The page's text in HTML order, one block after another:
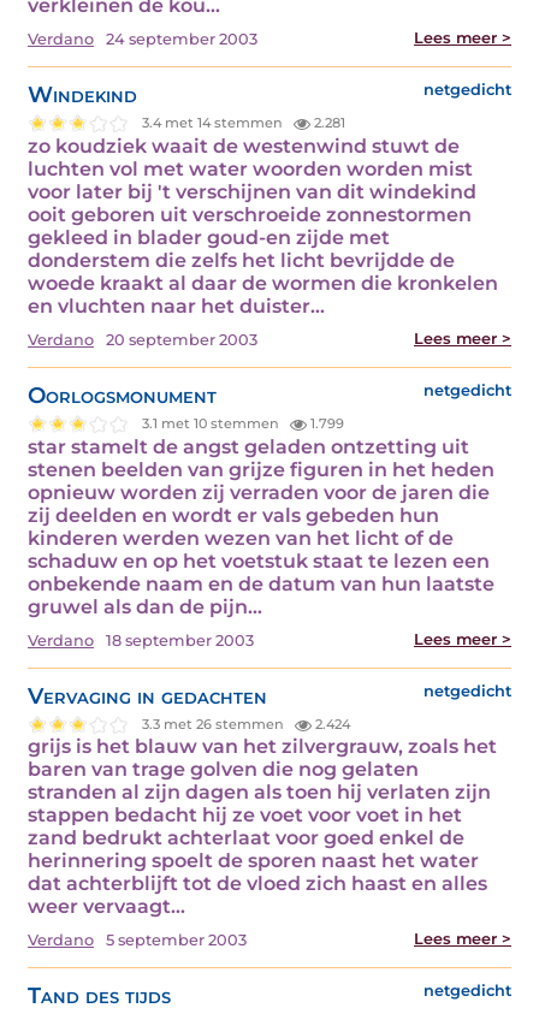
verkleinen de kou…
Verdano 24 september 2003 Lees meer >
Windekind netgedicht
3.4 met 14 stemmen 2.281
zo koudziek waait de westenwind stuwt de
luchten vol met water woorden worden mist
voor later bij 't verschijnen van dit windekind
ooit geboren uit verschroeide zonnestormen
gekleed in blader goud-en zijde met
donderstem die zelfs het licht bevrijdde de
woede kraakt al daar de wormen die kronkelen
en vluchten naar het duister…
Verdano 20 september 2003 Lees meer >
Oorlogsmonument netgedicht
3.1 met 10 stemmen 1.799
star stamelt de angst geladen ontzetting uit
stenen beelden van grijze figuren in het heden
opnieuw worden zij verraden voor de jaren die
zij deelden en wordt er vals gebeden hun
kinderen werden wezen van het licht of de
schaduw en op het voetstuk staat te lezen een
onbekende naam en de datum van hun laatste
gruwel als dan de pijn…
Verdano 18 september 2003 Lees meer >
Vervaging in gedachten netgedicht
3.3 met 26 stemmen 2.424
grijs is het blauw van het zilvergrauw, zoals het
baren van trage golven die nog gelaten
stranden al zijn dagen als toen hij verlaten zijn
stappen bedacht hij ze voet voor voet in het
zand bedrukt achterlaat voor goed enkel de
herinnering spoelt de sporen naast het water
dat achterblijft tot de vloed zich haast en alles
weer vervaagt…
Verdano 5 september 2003 Lees meer >
Tand des tijds netgedicht